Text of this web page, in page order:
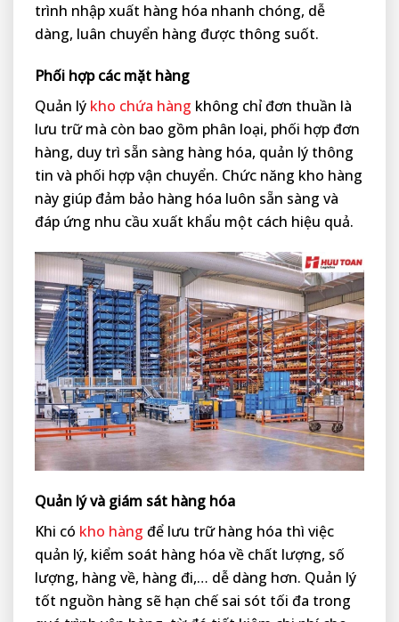
trình nhập xuất hàng hóa nhanh chóng, dễ
dàng, luân chuyển hàng được thông suốt.
Phối hợp các mặt hàng
Quản lý kho chứa hàng không chỉ đơn thuần là
lưu trữ mà còn bao gồm phân loại, phối hợp đơn
hàng, duy trì sẵn sàng hàng hóa, quản lý thông
tin và phối hợp vận chuyển. Chức năng kho hàng
này giúp đảm bảo hàng hóa luôn sẵn sàng và
đáp ứng nhu cầu xuất khẩu một cách hiệu quả.
Quản lý và giám sát hàng hóa
Khi có kho hàng để lưu trữ hàng hóa thì việc
quản lý, kiểm soát hàng hóa về chất lượng, số
lượng, hàng về, hàng đi,… dễ dàng hơn. Quản lý
tốt nguồn hàng sẽ hạn chế sai sót tối đa trong